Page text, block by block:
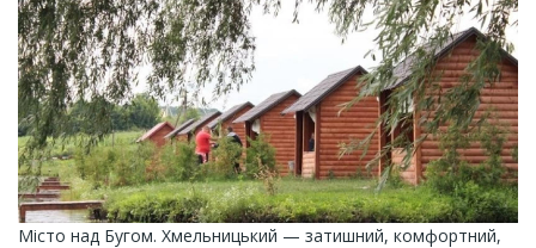
Місто над Бугом. Хмельницький — затишний, комфортний,